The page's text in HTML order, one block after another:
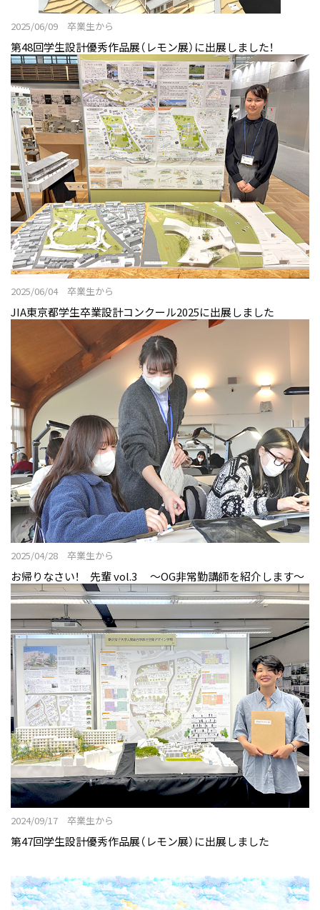
2025/06/09 卒業生から
第48回学生設計優秀作品展（レモン展）に出展しました！
2025/06/04 卒業生から
JIA東京都学生卒業設計コンクール2025に出展しました
2025/04/28 卒業生から
お帰りなさい！ 先輩 vol.3 〜OG非常勤講師を紹介します〜
2024/09/17 卒業生から
第47回学生設計優秀作品展（レモン展）に出展しました